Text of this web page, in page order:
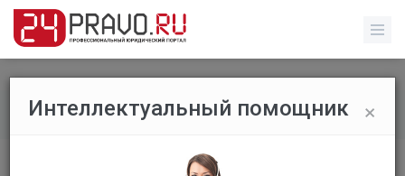
Обычные пользователи / Профиль пользователя ×
Интеллектуальный помощник